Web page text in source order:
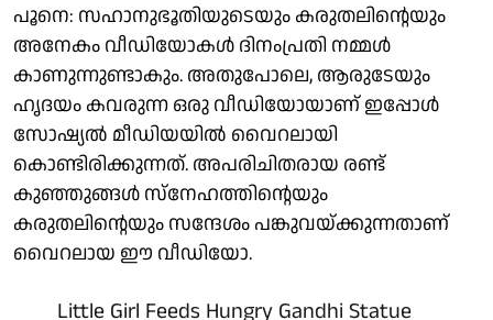
പൂനെ: സഹാനുഭൂതിയുടെയും കരുതലിൻ്റെയും
അനേകം വീഡിയോകൾ ദിനംപ്രതി നമ്മൾ
കാണുന്നുണ്ടാകും. അതുപോലെ, ആരുടേയും
ഹൃദയം കവരുന്ന ഒരു വീഡിയോയാണ് ഇപ്പോൾ
സോഷ്യൽ മീഡിയയിൽ വൈറലായി
കൊണ്ടിരിക്കുന്നത്. അപരിചിതരായ രണ്ട്
കുഞ്ഞുങ്ങൾ സ്നേഹത്തിൻ്റെയും
കരുതലിൻ്റെയും സന്ദേശം പങ്കുവയ്ക്കുന്നതാണ്
വൈറലായ ഈ വീഡിയോ.
Little Girl Feeds Hungry Gandhi Statue